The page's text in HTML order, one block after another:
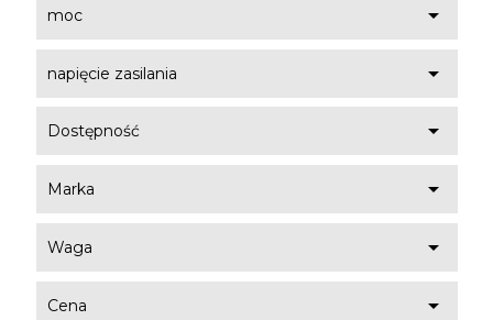
moc 
napięcie zasilania 
Dostępność 
Marka 
Waga 
Cena 